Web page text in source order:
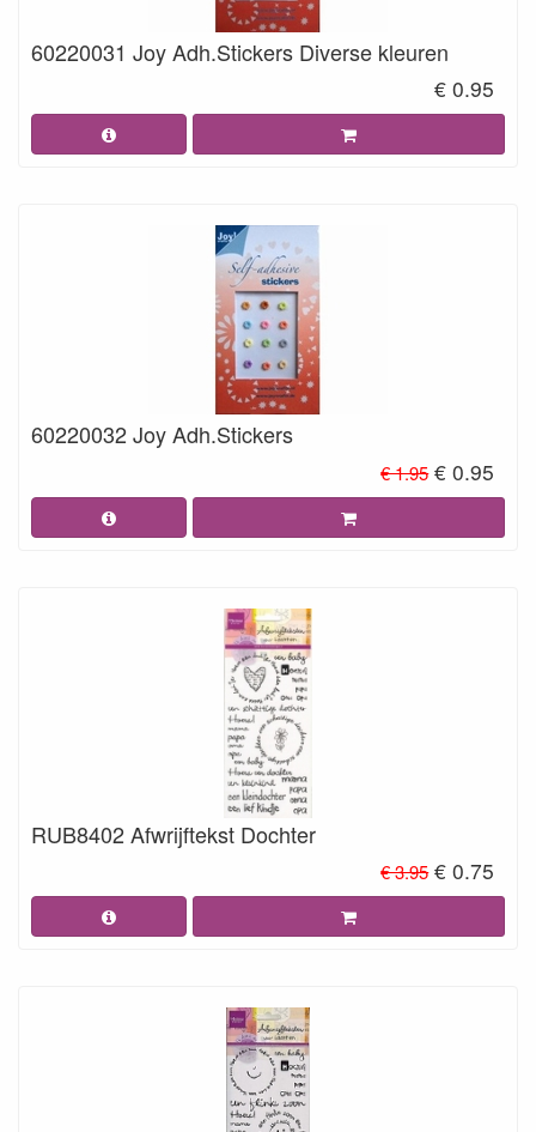
60220031 Joy Adh.Stickers Diverse kleuren
€ 0.95
60220032 Joy Adh.Stickers
€ 1.95 € 0.95
RUB8402 Afwrijftekst Dochter
€ 3.95 € 0.75